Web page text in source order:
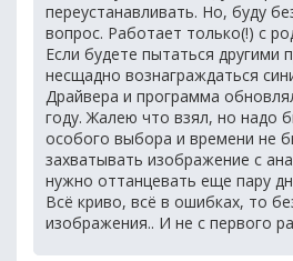
переустанавливать. Но, буду
вопрос. Работает только(!) с
Если будете пытаться другими
несщадно вознаграждаться
Драйвера и программа
году. Жалею что взял, но надо
особого выбора и времени не
захватывать изображение с
нужно оттанцевать еще пару
Всё криво, всё в ошибках, то
изображения.. И не с первого